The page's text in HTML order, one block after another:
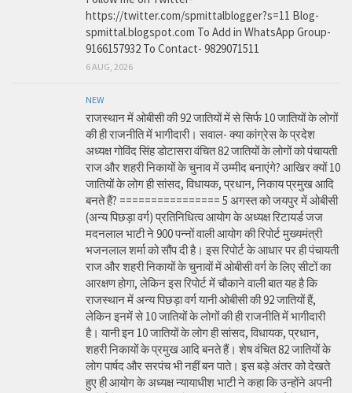
https://twitter.com/spmittalblogger?s=11 Blog-
spmittal.blogspot.com To Add in WhatsApp Group-
9166157932 To Contact- 9829071511
6 AUG, 2026
NEW
राजस्थान में ओबीसी की 92 जातियों में से सिर्फ 10 जातियों के लोगों
की ही राजनीति में भागीदारी। सवाल- क्या कांग्रेस के प्रदेश
अध्यक्ष गोविंद सिंह डोटासरा वंचित 82 जातियों के लोगों को पंचायती
राज और शहरी निकायों के चुनाव में उम्मीद बनाएंगे? आखिर क्यों 10
जातियों के लोग ही सांसद, विधायक, प्रधान, निकाय प्रमुख आदि
बनते हैं? ================ 5 अगस्त को जयपुर में ओबीसी
(अन्य पिछड़ा वर्ग) प्रतिनिधित्व आयोग के अध्यक्ष रिटायर्ड जज
मदनलाल भाटी ने 900 पन्नों वाली आयोग की रिपोर्ट मुख्यमंत्री
भजनलाल शर्मा को सौंप दी है। इस रिपोर्ट के आधार पर ही पंचायती
राज और शहरी निकायों के चुनावों में ओबीसी वर्ग के लिए सीटों का
आरक्षण होगा, लेकिन इस रिपोर्ट में चौकाने वाली बात यह है कि
राजस्थान में अन्य पिछड़ा वर्ग यानी ओबीसी की 92 जातियों हैं,
लेकिन इनमें से 10 जातियों के लोगों की ही राजनीति में भागीदारी
है। यानी इन 10 जातियों के लोग ही सांसद, विधायक, प्रधान,
शहरी निकायों के प्रमुख आदि बनते हैं। शेष वंचित 82 जातियों के
लोग पार्षद और सरपंच भी नहीं बन पाते। इस बड़े अंतर को देखते
हुए ही आयोग के अध्यक्ष न्यायाधीश भाटी ने कहा कि उन्होंने अपनी